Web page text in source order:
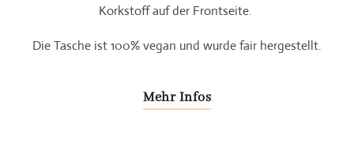
Korkstoff auf der Frontseite.
Die Tasche ist 100% vegan und wurde fair hergestellt.
Mehr Infos